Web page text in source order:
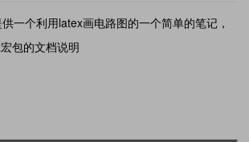
一个利用latex画电路图的一个简单的笔记，
包的文档说明